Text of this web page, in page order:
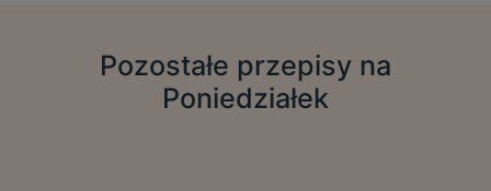
Pozostałe przepisy na
Poniedziałek